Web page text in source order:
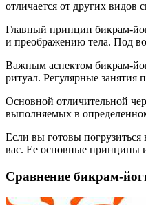
отличается от других
Главный принцип бикрам-
и преображению тела. Под
Важным аспектом бикрам-
ритуал. Регулярные
Основной отличительной
выполняемых в
Если вы готовы
вас. Ее основные принципы
Сравнение бикрам-